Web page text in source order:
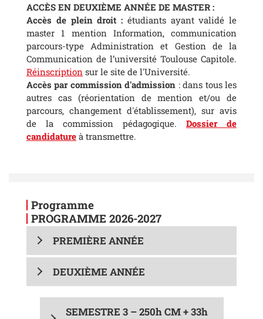
ACCÈS EN DEUXIÈME ANNÉE DE MASTER :
Accès de plein droit : étudiants ayant validé le
master 1 mention Information, communication
parcours-type Administration et Gestion de la
Communication de l’université Toulouse Capitole.
Réinscription sur le site de l'Université.
Accès par commission d'admission : dans tous les
autres cas (réorientation de mention et/ou de
parcours, changement d'établissement), sur avis
de la commission pédagogique. Dossier de
candidature à transmettre.
Programme
PROGRAMME 2026-2027
PREMIÈRE ANNÉE
DEUXIÈME ANNÉE
SEMESTRE 3 – 250h CM+ 33h